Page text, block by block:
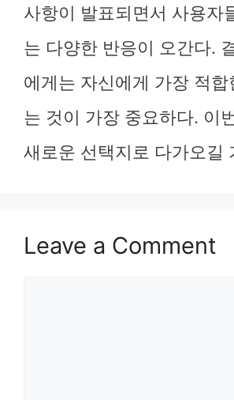
사항이 발표되면서 사용자
는 다양한 반응이 오간다.
에게는 자신에게 가장 적
는 것이 가장 중요하다. 이
새로운 선택지로 다가오길
Leave a Comment